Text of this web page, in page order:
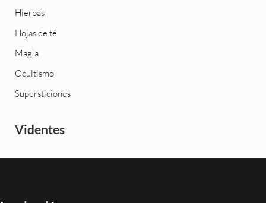
Hierbas
Hojas de té
Magia
Ocultismo
Supersticiones
Videntes